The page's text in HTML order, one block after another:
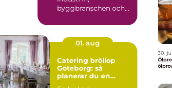
byggbranschen och
infrastrukturprojekt....
01. aug
Catering bröllop
Göteborg: så
planerar du en
30. jul